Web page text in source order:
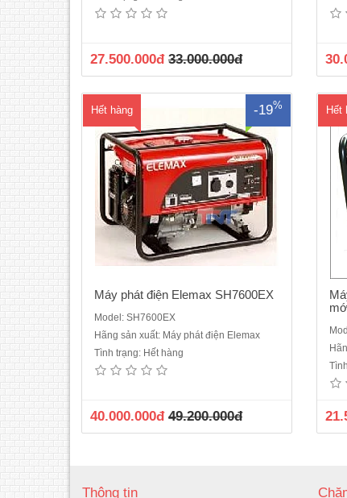
27.500.000đ 33.000.000đ
Hết hàng -19%
3000Đầu phát: SawafujiBảng điều khiển
6.5KVAĐiện áp (V):220Nhiên liệu:
Máy phát điện Elemax SH7600EX
Model: SH7600EX
Hãng sản xuất: Máy phát điện Elemax
Tình trạng: Hết hàng
40.000.000đ 49.200.000đ
Hết
Thông tin